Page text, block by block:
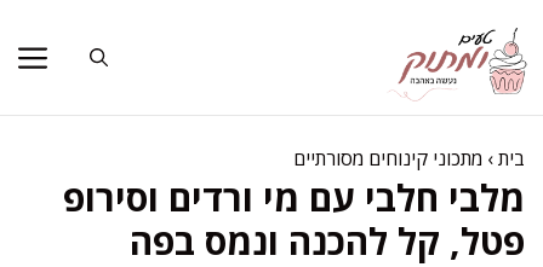
לתוכן
בית› מתכוני קינוחים מסורתיים
מלבי חלבי עם מי ורדים וסירופ
פטל, קל להכנה ונמס בפה